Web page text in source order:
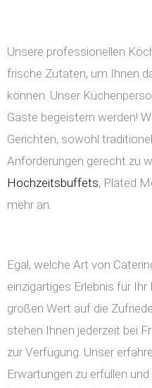
Unsere professionellen
frische Zutaten, um Ihnen
können. Unser
Gäste begeistern werden!
Gerichten, sowohl
Anforderungen gerecht zu
Hochzeitsbuffets, Plated
mehr an.
Egal, welche Art von
einzigartiges Erlebnis für
großen Wert auf die
stehen Ihnen jederzeit bei
zur Verfügung. Unser
Erwartungen zu erfüllen